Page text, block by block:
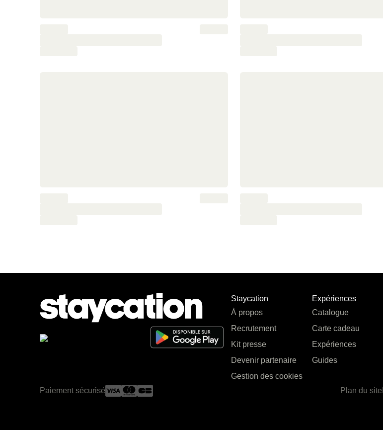
Staycation
À propos
Recrutement
Kit presse
Devenir partenaire
Gestion des cookies
Expériences
Catalogue
Carte cadeau
Expériences
Guides
Paiement sécurisé Plan du site